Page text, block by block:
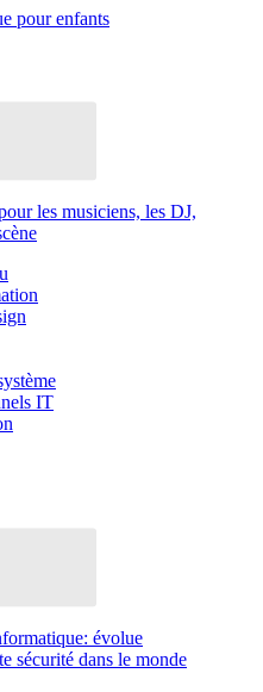
pour enfants
les musiciens, les DJ,
IT
évolue
sécurité dans le monde